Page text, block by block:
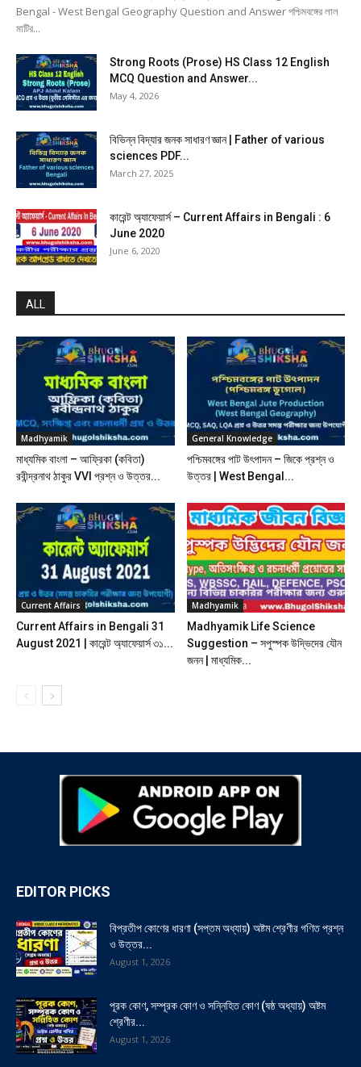
Bengal - West Bengal Geography Question and Answer পশ্চিমবঙ্গের লাল
মাটির...
Strong Roots (Prose) HS Class 12 English
MCQ Question and Answer...
May 4, 2026
বিভিন্ন বিদ্যার জনক সাধারণ জ্ঞান | Father of various
sciences PDF...
March 27, 2025
কারেন্ট অ্যাফেয়ার্স – Current Affairs in Bengali : 6
June 2020
June 6, 2020
ALL
Madhyamik
মাধ্যমিক বাংলা – আফ্রিকা (কবিতা)
রবীন্দ্রনাথ ঠাকুর VVI প্রশ্ন ও উত্তর...
General Knowledge
পশ্চিমবঙ্গের পাট উৎপাদন – জিকে প্রশ্ন ও
উত্তর | West Bengal...
Current Affairs
Current Affairs in Bengali 31
August 2021 | কারেন্ট অ্যাফেয়ার্স ৩১...
Madhyamik
Madhyamik Life Science
Suggestion – সপুস্পক উদ্ভিদের যৌন
জনন | মাধ্যমিক...
EDITOR PICKS
বিপ্রতীপ কোণের ধারণা (সপ্তম অধ্যায়) অষ্টম শ্রেণীর গণিত প্রশ্ন
ও উত্তর...
August 1, 2026
পূরক কোণ, সম্পূরক কোণ ও সন্নিহিত কোণ (ষষ্ঠ অধ্যায়) অষ্টম
শ্রেণীর...
August 1, 2026